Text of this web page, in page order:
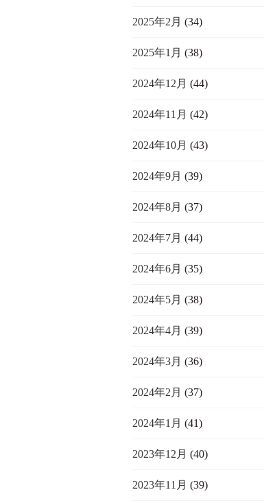
2025年2月 (34)
2025年1月 (38)
2024年12月 (44)
2024年11月 (42)
2024年10月 (43)
2024年9月 (39)
2024年8月 (37)
2024年7月 (44)
2024年6月 (35)
2024年5月 (38)
2024年4月 (39)
2024年3月 (36)
2024年2月 (37)
2024年1月 (41)
2023年12月 (40)
2023年11月 (39)